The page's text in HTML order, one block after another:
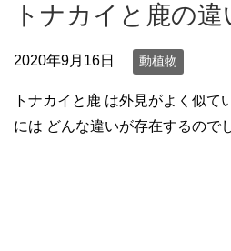
トナカイと鹿の
2020年9月16日 動植物
トナカイと鹿 は外見がよく似
には どんな違いが存在するので